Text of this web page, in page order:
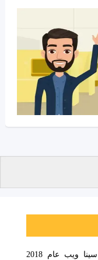
تأسس موقع سينا ويب عام 2018